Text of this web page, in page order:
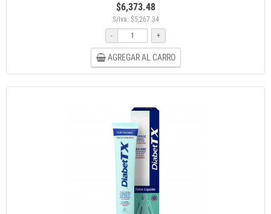
$6,373.48
S/Iva: $5,267.34
-
+
AGREGAR AL CARRO